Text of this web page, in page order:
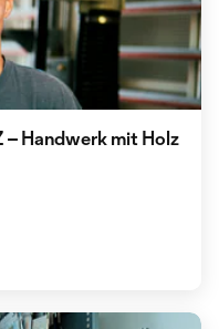
– Handwerk mit Holz